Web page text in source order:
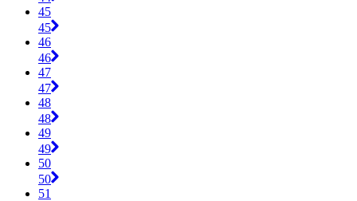
45
45
46
46
47
47
48
48
49
49
50
50
51